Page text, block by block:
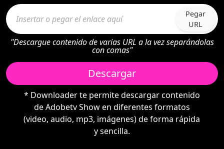
Pegar
URL
"Descargue contenido de varias URL a la vez separándolas
con comas"
Descargar
* Downloader te permite descargar contenido
de Adobetv Show en diferentes formatos
(video, audio, mp3, imágenes) de forma rápida
y sencilla.